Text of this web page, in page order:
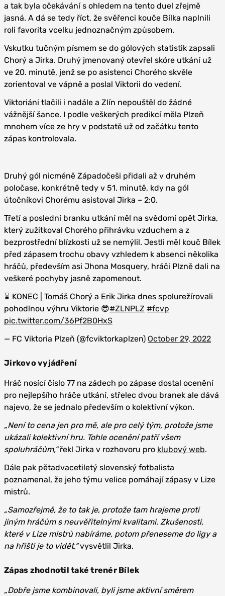
a tak byla očekávání s ohledem na tento duel zřejmě
jasná. A dá se tedy říct, že svěřenci kouče Bílka naplnili
roli favorita vcelku jednoznačným způsobem.
Vskutku tučným písmem se do gólových statistik zapsali
Chorý a Jirka. Druhý jmenovaný otevřel skóre utkání už
ve 20. minutě, jenž se po asistenci Chorého skvěle
zorientoval ve vápně a poslal Viktorii do vedení.
Viktoriáni tlačili i nadále a Zlín nepouštěl do žádné
vážnější šance. I podle veškerých predikcí měla Plzeň
mnohem více ze hry v podstatě už od začátku tento
zápas kontrolovala.
Druhý gól nicméně Západočeši přidali až v druhém
poločase, konkrétně tedy v 51. minutě, kdy na gól
útočníkovi Chorému asistoval Jirka – 2:0.
Třetí a poslední branku utkání měl na svědomí opět Jirka,
který zužitkoval Chorého přihrávku vzduchem a z
bezprostřední blízkosti už se nemýlil. Jestli měl kouč Bílek
před zápasem trochu obavy vzhledem k absenci několika
hráčů, především asi Jhona Mosquery, hráči Plzně dali na
veškeré pochyby jasně zapomenout.
⌛️ KONEC | Tomáš Chorý a Erik Jirka dnes spolurežírovali
pohodlnou výhru Viktorie 😎#ZLNPLZ #fcvp
pic.twitter.com/36Pf2B0HxS
— FC Viktoria Plzeň (@fcviktorkaplzen) October 29, 2022
Jirkovo vyjádření
Hráč nosící číslo 77 na zádech po zápase dostal ocenění
pro nejlepšího hráče utkání, střelec dvou branek ale dává
najevo, že se jednalo především o kolektivní výkon.
„Není to cena jen pro mě, ale pro celý tým, protože jsme
ukázali kolektivní hru. Tohle ocenění patří všem
spoluhráčům,“řekl Jirka v rozhovoru pro klubový web.
Dále pak pětadvacetiletý slovenský fotbalista
poznamenal, že jeho týmu velice pomáhají zápasy v Lize
mistrů.
„Samozřejmě, že to tak je, protože tam hrajeme proti
jiným hráčům s neuvěřitelnými kvalitami. Zkušenosti,
které v Lize mistrů nabíráme, potom přeneseme do ligy a
na hřišti je to vidět,“vysvětlil Jirka.
Zápas zhodnotil také trenér Bílek
„Dobře jsme kombinovali, byli jsme aktivní směrem